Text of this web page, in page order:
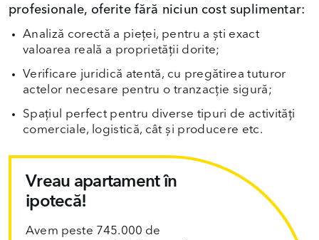
profesionale, oferite fără niciun cost suplimentar:
Analiză corectă a pieței, pentru a ști exact
valoarea reală a proprietății dorite;
Verificare juridică atentă, cu pregătirea tuturor
actelor necesare pentru o tranzacție sigură;
Spațiul perfect pentru diverse tipuri de activități
comerciale, logistică, cât și producere etc.
Vreau apartament în
ipotecă!
Avem peste 745.000 de